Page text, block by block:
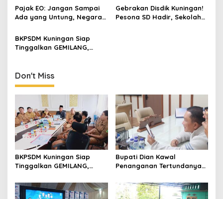
dan Promosi Kuningan
Direbus agar Tak Bisa
Digunakan Lagi
Pajak EO: Jangan Sampai
Ada yang Untung, Negara
Gebrakan Disdik Kuningan!
Pesona SD Hadir, Sekolah
BKPSDM Kuningan Siap
Tinggalkan GEMILANG,
ASN
Don't Miss
BKPSDM Kuningan Siap
Tinggalkan GEMILANG,
untuk Perkuat Sistem Merit
ASN
Bupati Dian Kawal
Penanganan Tertundanya
Umrah Kuningan, Minta Hak
Jemaah Dipenuhi